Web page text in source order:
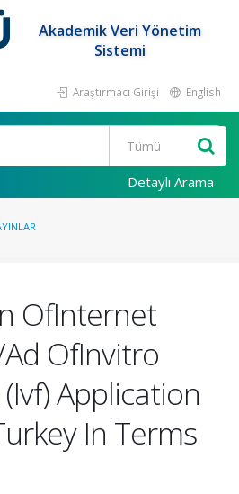
Akademik Veri Yönetim
Sistemi
Araştırmacı Girişi English
Detaylı Arama
OfInternet
OfInvitro
Application
In Terms